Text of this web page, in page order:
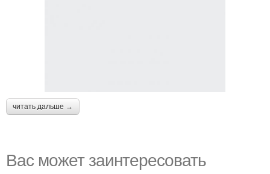
читать дальше →
Вас может заинтересовать